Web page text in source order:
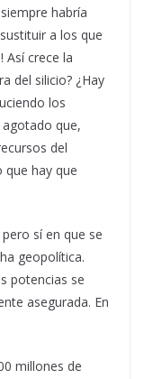
habría
a los que
Así crece la
del silicio? ¿Hay
los
que,
del
hay que
sí en que se
geopolítica.
potencias se
asegurada. En
millones de